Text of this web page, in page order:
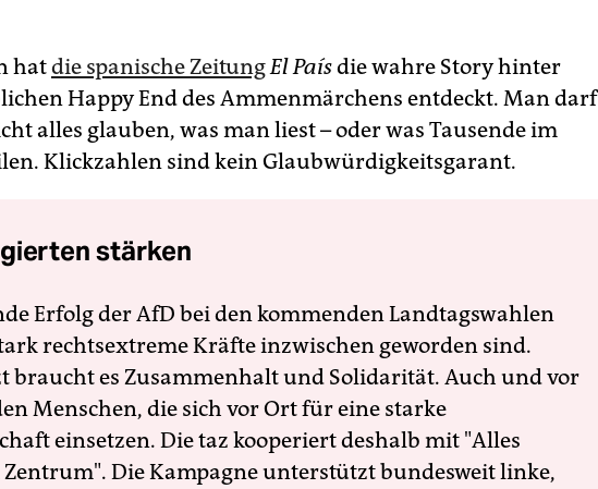
hatdie spanische ZeitungEl Paísdie wahre Story hinter
Happy End des Ammenmärchens entdeckt. Man darf
alles glauben, was man liest – oder was Tausende im
Klickzahlen sind kein Glaubwürdigkeitsgarant.
stärken
Erfolg der AfD bei den kommenden Landtagswahlen
rechtsextreme Kräfte inzwischen geworden sind.
braucht es Zusammenhalt und Solidarität. Auch und vor
Menschen, die sich vor Ort für eine starke
einsetzen. Die taz kooperiert deshalb mit "Alles
Die Kampagne unterstützt bundesweit linke,